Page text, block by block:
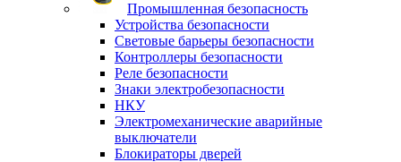
Промышленная безопасность
Устройства безопасности
Световые барьеры безопасности
Контроллеры безопасности
Реле безопасности
Знаки электробезопасности
НКУ
Электромеханические аварийные
выключатели
Блокираторы дверей